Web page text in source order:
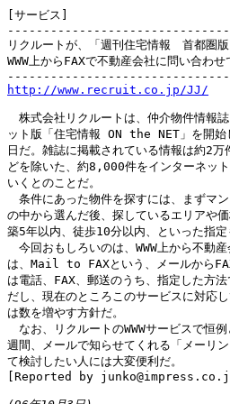
[サービス]
リクルートが、「週刊住宅情報　首都圏
WWW上からFAXで不動産会社に問い合わせ
http://www.recruit.co.jp/JJ/
株式会社リクルートは、仲介物件情報
ット版「住宅情報 ON the NET」を開始
日だ。雑誌に掲載されている情報は約2
どを除いた、約8,000件をインターネッ
いくとのことだ。
条件にあった物件を探すには、まずマ
の中から選んだ後、探しているエリアや
築5年以内、徒歩10分以内、といった指定
今回おもしろいのは、WWW上から不動
は、Mail to FAXという、メールから
は電話、FAX、郵送のうち、指定した方
だし、現在のところこのサービスに対応
は数を増やす方針だ。
なお、リクルートのWWWサービスで恒
週間、メールで知らせてくれる「メーリ
て検討したい人には大変便利だ。
[Reported by